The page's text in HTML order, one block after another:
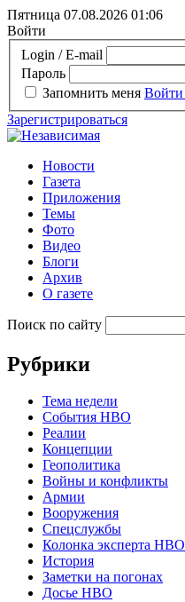
Пятница 07.08.2026 01:06
Войти
Login / E-mail
Пароль
Запомнить меня Войти
Зарегистрироваться
Новости
Газета
Приложения
Темы
Фото
Видео
Блоги
Архив
О газете
Поиск по сайту
Рубрики
Тема недели
События НВО
Реалии
Концепции
Геополитика
Войны и конфликты
Армии
Вооружения
Спецслужбы
Колонка эксперта НВО
История
Заметки на погонах
Досье НВО